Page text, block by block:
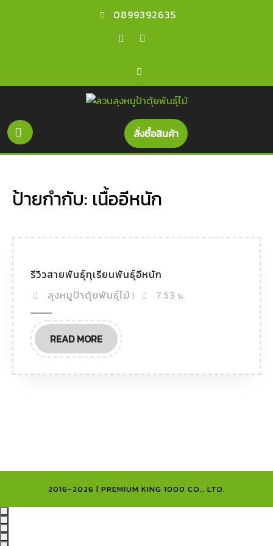
0899392635
สั่งซื้อสินค้า
ป้ายกำกับ: เนื้ออีหนัก
รีวิวสายพันธุ์ทุเรียนพันธุ์อีหนัก
ลุงหมูป้าตุ้ยพันธุ์ไม้
7:53 น.
READ MORE
2016-2026 | PREMIUM KING 1000 CO., LTD.